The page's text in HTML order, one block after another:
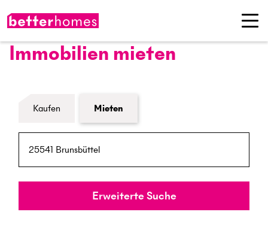
Immobilien mieten
Formular Immobiliensuche
Kaufen Mieten
Umkreis
Erweiterte Suche